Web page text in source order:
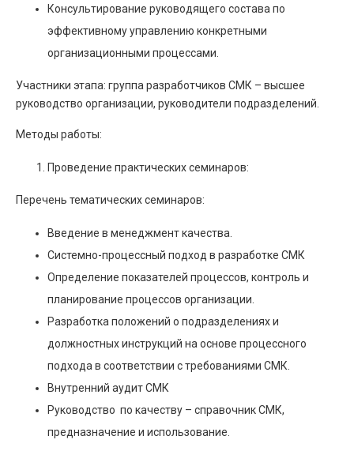
Консультирование руководящего состава по
эффективному управлению конкретными
организационными процессами.
Участники этапа: группа разработчиков СМК – высшее
руководство организации, руководители подразделений.
Методы работы:
Проведение практических семинаров:
Перечень тематических семинаров:
Введение в менеджмент качества.
Системно-процессный подход в разработке СМК
Определение показателей процессов, контроль и
планирование процессов организации.
Разработка положений о подразделениях и
должностных инструкций на основе процессного
подхода в соответствии с требованиями СМК.
Внутренний аудит СМК
Руководство по качеству – справочник СМК,
предназначение и использование.